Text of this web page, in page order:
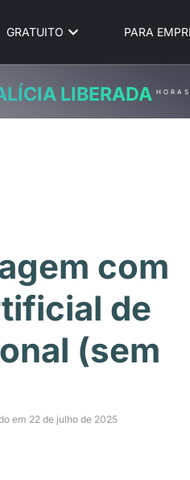
GRATUITO PARA
LIBERADA HORAS
com
de
(sem
em 22 de julho de 2025